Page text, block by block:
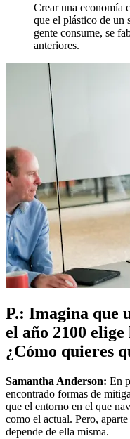
Crear una economía
que el plástico de un
gente consume, se
anteriores.
P.: Imagina que
el año 2100
¿Cómo quieres
Samantha Anderson: En
encontrado formas de
que el entorno en el que
como el actual. Pero,
depende de ella misma.